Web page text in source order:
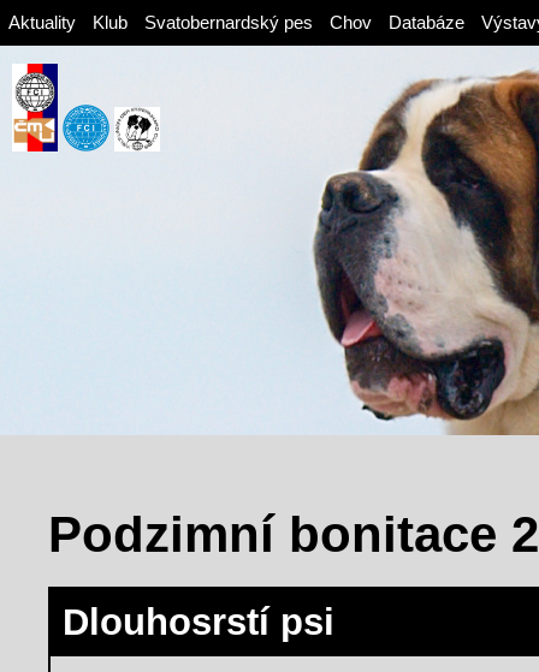
Aktuality Klub Svatobernardský pes Chov Databáze
Podzimní bonitace
Dlouhosrstí psi